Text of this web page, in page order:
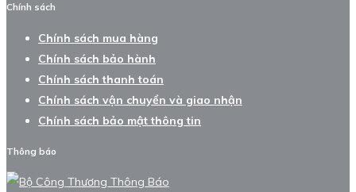
Chính sách
Chính sách mua hàng
Chính sách bảo hành
Chính sách thanh toán
Chính sách vận chuyển và giao nhận
Chính sách bảo mật thông tin
Thông báo